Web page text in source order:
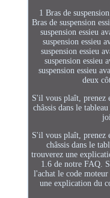
1 Bras de
Bras de suspension
suspension essieu
suspension essieu
suspension essieu
suspension essieu
suspension essieu
deux
S'il vous plaît, prenez
châssis dans le
S'il vous plaît, prenez
châssis dans le
trouverez une
1.6 de notre FAQ.
l'achat le code
une explication du